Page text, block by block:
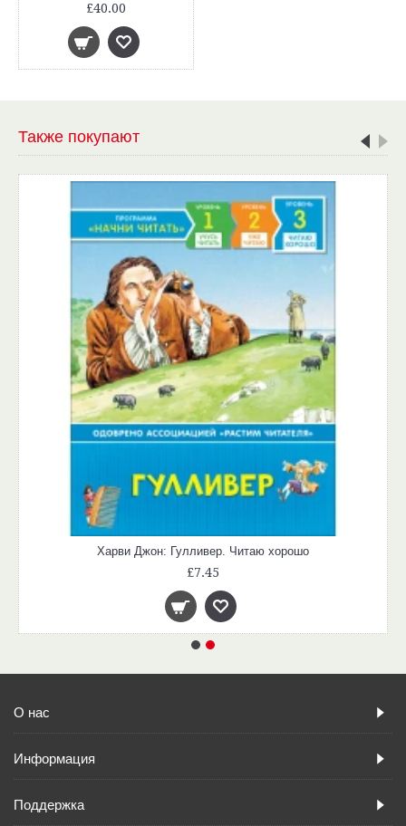
£40.00
Также покупают
Харви Джон: Гулливер. Читаю хорошо
£7.45
О нас
Информация
Поддержка